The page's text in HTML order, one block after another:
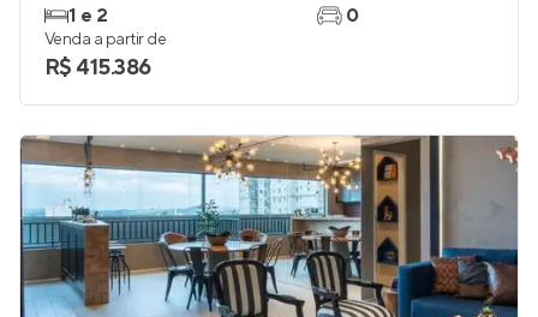
1 e 2
0
Venda a partir de
R$ 415.386